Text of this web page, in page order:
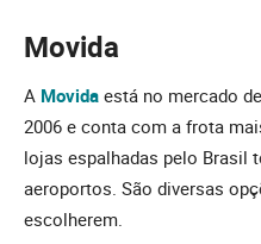
Movida
A Movida está no mercado
2006 e conta com a frota
lojas espalhadas pelo Brasil
aeroportos. São diversas
escolherem.